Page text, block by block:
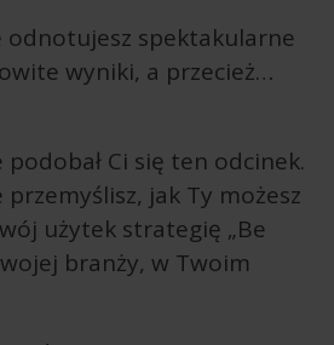
spektakularne
wyniki, a przecież…
Ci się ten odcinek.
jak Ty możesz
użytek strategię „Be
branży, w Twoim